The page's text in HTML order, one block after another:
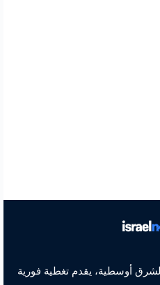
أوسطية، يقدم تغطية فورية